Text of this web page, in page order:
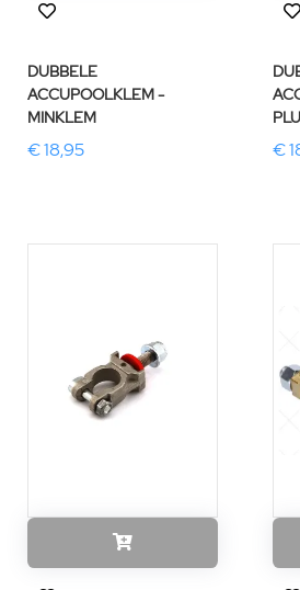
DUBBELE
ACCUPOOLKLEM -
MINKLEM
€ 18,95 €